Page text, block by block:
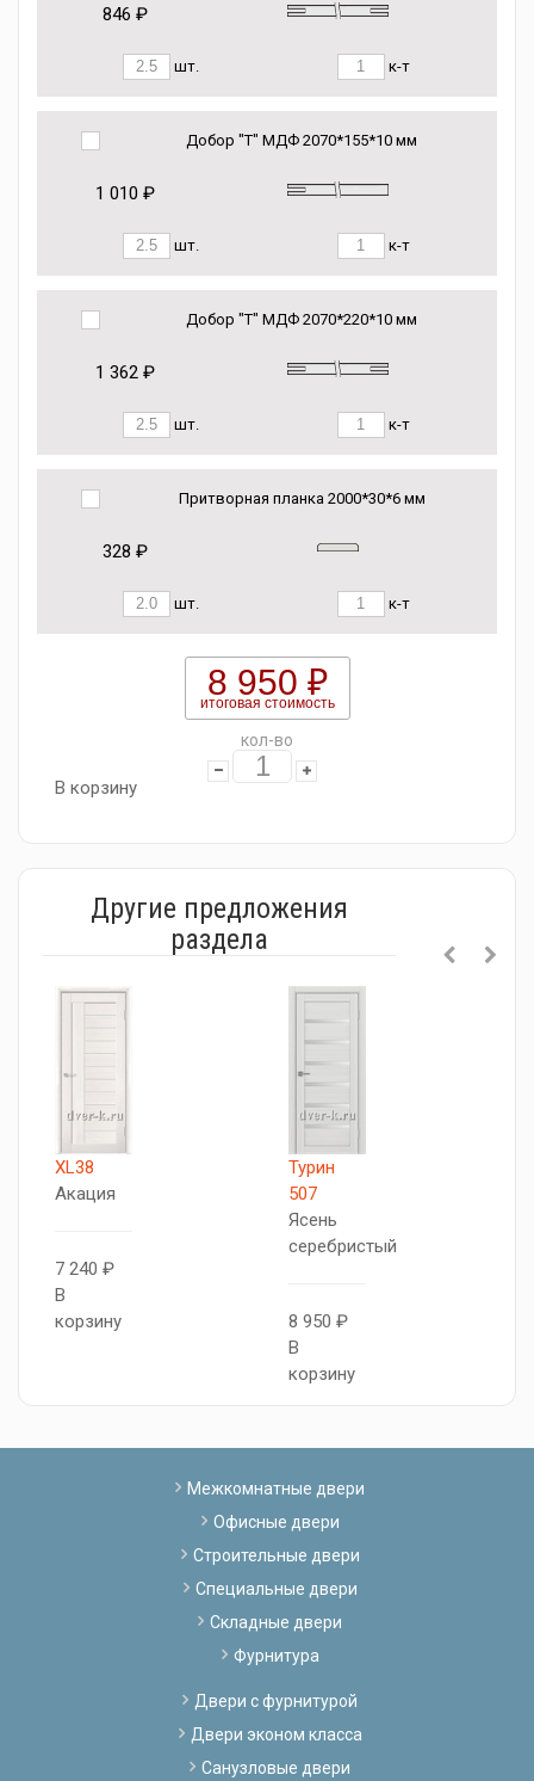
846 ₽
шт. к-т
Добор "Т" МДФ 2070*155*10 мм
1 010 ₽
шт. к-т
Добор "Т" МДФ 2070*220*10 мм
1 362 ₽
шт. к-т
Притворная планка 2000*30*6 мм
328 ₽
шт. к-т
8 950 ₽
итоговая стоимость
кол-во
В корзину
Другие предложения
раздела
XL38
Акация
7 240 ₽
В
корзину
Турин
507
Ясень
серебристый
8 950 ₽
В
корзину
Межкомнатные двери
Офисные двери
Строительные двери
Специальные двери
Складные двери
Фурнитура
Двери с фурнитурой
Двери эконом класса
Санузловые двери